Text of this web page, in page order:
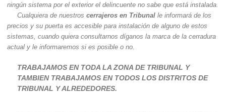
ningún sistema por el exterior el delincuente no sabe que está instalada.
Cualquiera de nuestros cerrajeros en Tribunal le informará de los
precios y su puerta es accesible para instalación de alguno de estos
sistemas, cuando quiera consultarnos díganos la marca de la cerradura
actual y le informaremos si es posible o no.
TRABAJAMOS EN TODA LA ZONA DE TRIBUNAL Y
TAMBIEN TRABAJAMOS EN TODOS LOS DISTRITOS DE
TRIBUNAL Y ALREDEDORES.